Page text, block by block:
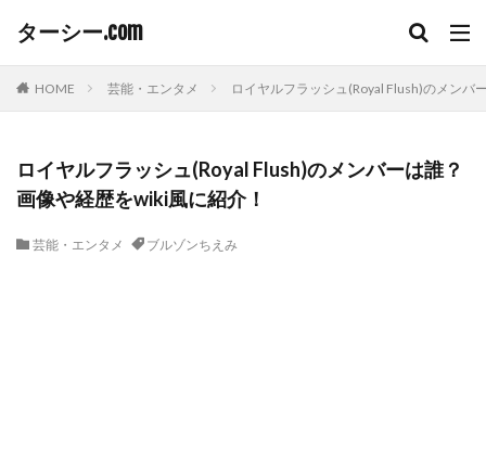
ターシー.com
HOME 芸能・エンタメ ロイヤルフラッシュ(Royal Flush)のメンバ
ロイヤルフラッシュ(Royal Flush)のメンバーは誰？
画像や経歴をwiki風に紹介！
芸能・エンタメ ブルゾンちえみ